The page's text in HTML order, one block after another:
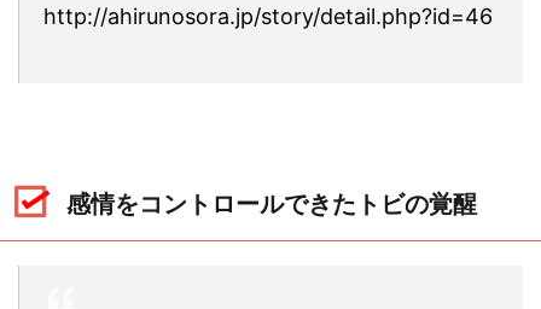
http://ahirunosora.jp/story/detail.php?id=46
感情をコントロールできたトビの覚醒